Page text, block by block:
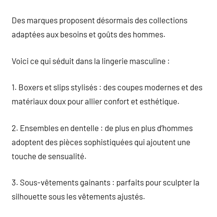
Des marques proposent désormais des collections
adaptées aux besoins et goûts des hommes.
Voici ce qui séduit dans la lingerie masculine :
1. Boxers et slips stylisés : des coupes modernes et des
matériaux doux pour allier confort et esthétique.
2. Ensembles en dentelle : de plus en plus d’hommes
adoptent des pièces sophistiquées qui ajoutent une
touche de sensualité.
3. Sous-vêtements gainants : parfaits pour sculpter la
silhouette sous les vêtements ajustés.